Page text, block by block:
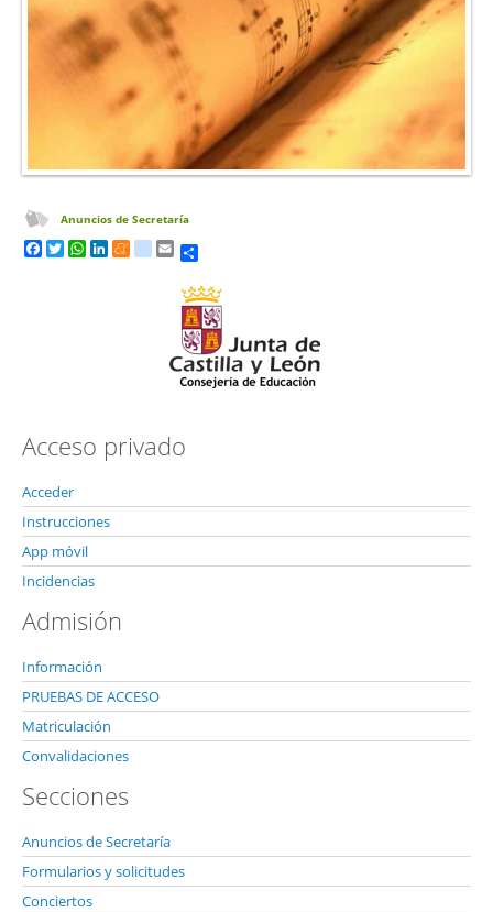
Anuncios de Secretaría
Facebook
TwitterWhatsApp
LinkedInMeneame
tuentiEmail
Acceso privado
Acceder
Instrucciones
App móvil
Incidencias
Admisión
Información
PRUEBAS DE ACCESO
Matriculación
Convalidaciones
Secciones
Anuncios de Secretaría
Formularios y solicitudes
Conciertos